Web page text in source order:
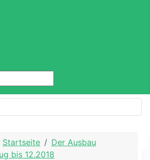
Startseite
Der Ausbau
bis 12.2018